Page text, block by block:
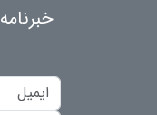
خبرنامه